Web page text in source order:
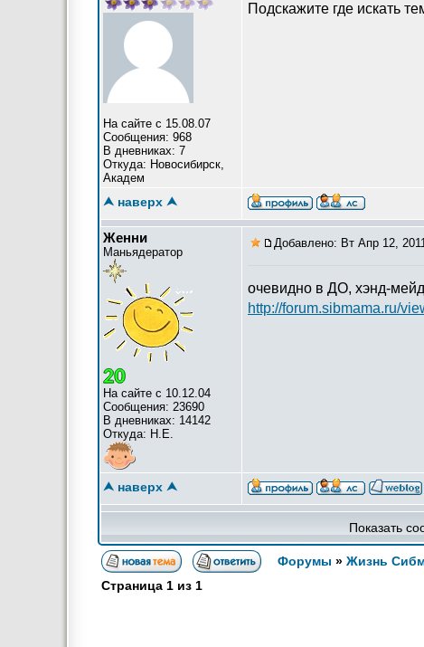
На сайте с 15.08.07
Сообщения: 968
В дневниках: 7
Откуда: Новосибирск,
Академ
Подскажите где искать
⮝ наверх ⮝
Женни
Маньядератор
На сайте с 10.12.04
Сообщения: 23690
В дневниках: 14142
Откуда: Н.Е.
Добавлено: Вт Апр 12,
очевидно в ДО, хэнд-мейд
http://forum.sibmama.ru/
⮝ наверх ⮝
Показать
Форумы » Жизнь
Страница 1 из 1